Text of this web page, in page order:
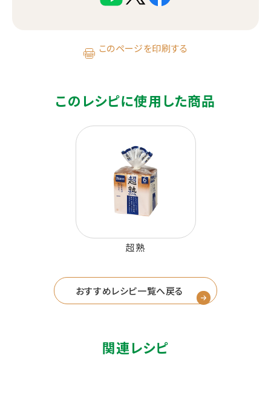
このページを印刷する
このレシピに使用した商品
超熟
おすすめレシピ一覧へ戻る
関連レシピ